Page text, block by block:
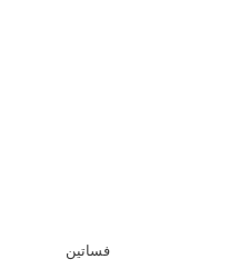
فساتين